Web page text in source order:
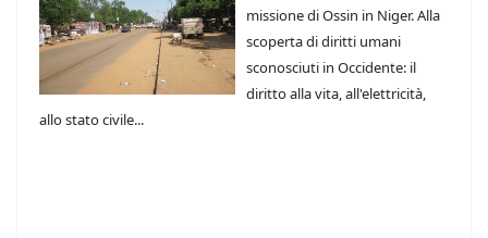
missione di Ossin in Niger. Alla
scoperta di diritti umani
sconosciuti in Occidente: il
diritto alla vita, all'elettricità,
allo stato civile...